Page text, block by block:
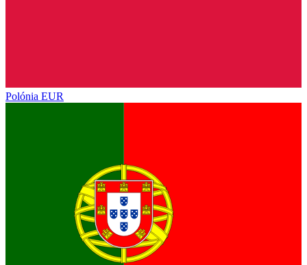
Polónia EUR